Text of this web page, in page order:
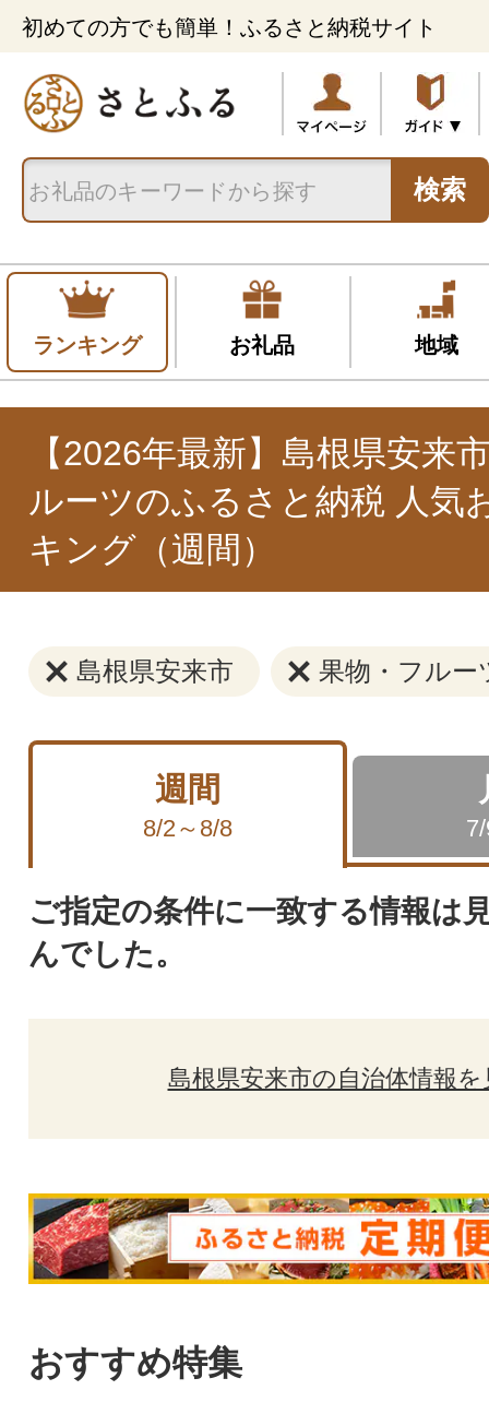
初めての方でも簡単！ふるさと納税サイト
検索
ランキング お礼品 地域
【2026年最新】島根県安来
ルーツのふるさと納税 人気
キング（週間）
島根県安来市 果物・フルー
週間
8/2～8/8
ご指定の条件に一致する情報は
んでした。
島根県安来市の自治体情報を
おすすめ特集